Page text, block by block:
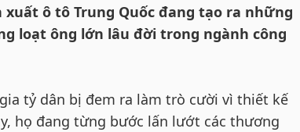
ô tô Trung Quốc đang tạo ra những
loạt ông lớn lâu đời trong ngành công
tỷ dân bị đem ra làm trò cười vì thiết kế
họ đang từng bước lấn lướt các thương